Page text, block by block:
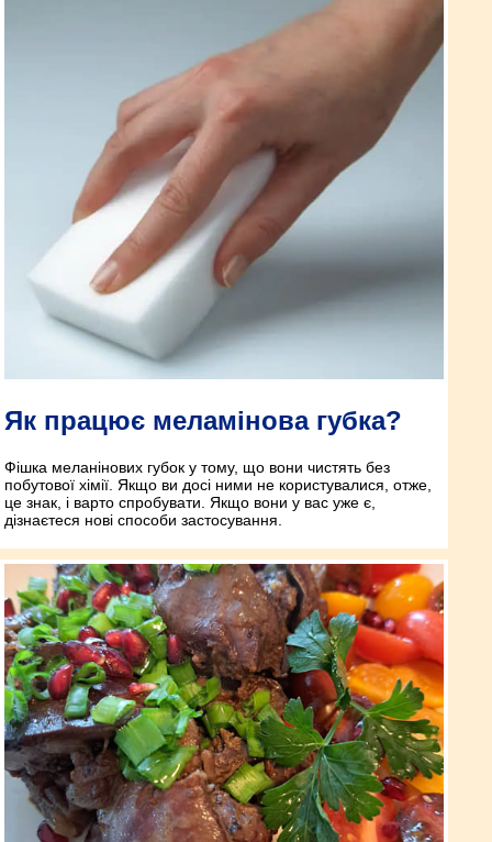
Як працює меламінова губка?
Фішка меланінових губок у тому, що вони чистять без
побутової хімії. Якщо ви досі ними не користувалися, отже,
це знак, і варто спробувати. Якщо вони у вас уже є,
дізнаєтеся нові способи застосування.